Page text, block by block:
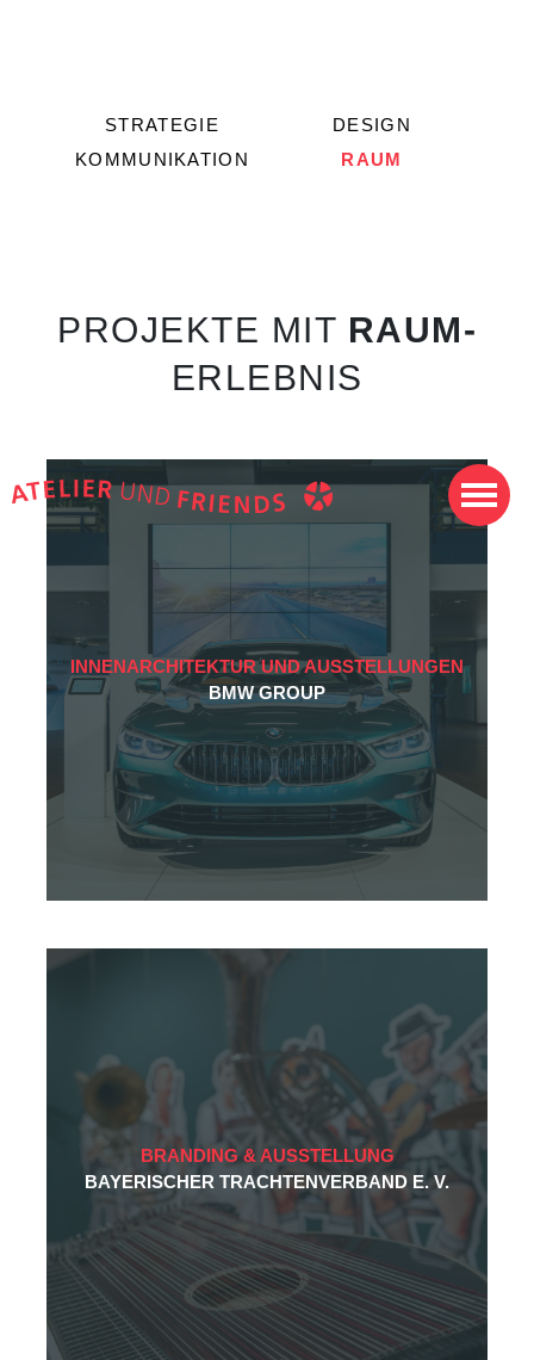
STRATEGIE
DESIGN
KOMMUNIKATION
RAUM
PROJEKTE MIT RAUM-
ERLEBNIS
INNENARCHITEKTUR UND AUSSTELLUNGEN
BMW GROUP
BRANDING & AUSSTELLUNG
BAYERISCHER TRACHTENVERBAND E. V.